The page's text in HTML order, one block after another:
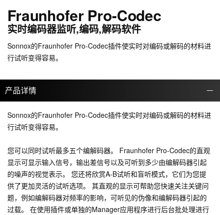
Fraunhofer Pro-Codec
实时编码器监听,编码,解码软件
Sonnox的Fraunhofer Pro-Codec插件使实时对编码或解码的材料进
行试听变得容易。
产品详情
Sonnox的Fraunhofer Pro-Codec插件使实时对编码或解码的材料进
行试听变得容易。
您可以同时试听最多五个编解码器。 Fraunhofer Pro-Codec的直观
显示可显示输入信号，输出差信号以及可听到多少由编解码器引起
的噪声的视觉表示。 您还将欣赏A-B试听和盲听模式，它们为您提
供了更加灵活的试听选项。 其直观的显示可帮助您快速关注关键问
题，例如编解码器对频率的影响，可听见的伪像和编解码器引起的
过载。 在使用插件或单独的Manager应用程序进行后台批处理进行